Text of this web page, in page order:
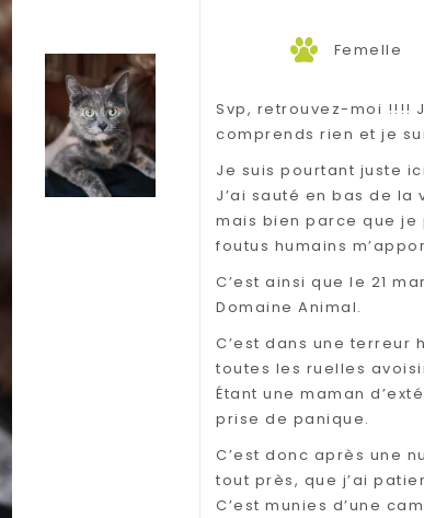
Femelle
Svp, retrouvez-moi !!!!
comprends rien et je
Je suis pourtant juste
J’ai sauté en bas de
mais bien parce que je
foutus humains
C’est ainsi que le 21
Domaine Animal.
C’est dans une terreur
toutes les ruelles
Étant une maman
prise de panique.
C’est donc après une
tout près, que j’ai
C’est munies d’une